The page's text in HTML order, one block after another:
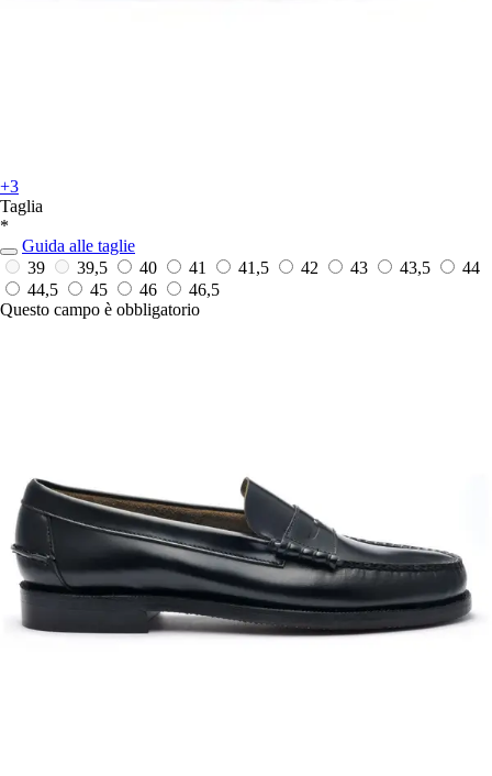
+3
Taglia
*
Guida alle taglie
39
39,5 40 41 41,5 42 43 43,5
44
44,5
45 46
46,5
Questo campo è obbligatorio